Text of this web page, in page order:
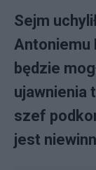
Sejm
Antoniemu
będzie
ujawnienia
szef
jest